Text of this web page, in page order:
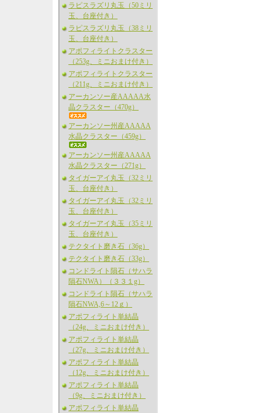
ラピスラズリ丸玉（50ミリ
玉、台座付き）
ラピスラズリ丸玉（38ミリ
玉、台座付き）
アポフィライトクラスター
（253g、ミニおまけ付き）
アポフィライトクラスター
（211g、ミニおまけ付き）
アーカンソー産AAAAA水
晶クラスター（470g）
アーカンソー州産AAAAA
水晶クラスター（459g）
アーカンソー州産AAAAA
水晶クラスター（271g）
タイガーアイ丸玉（32ミリ
玉、台座付き）
タイガーアイ丸玉（32ミリ
玉、台座付き）
タイガーアイ丸玉（35ミリ
玉、台座付き）
テクタイト磨き石（36g）
テクタイト磨き石（33g）
コンドライト隕石（サハラ
隕石NWA）（３３１g）
コンドライト隕石（サハラ
隕石NWA,6～12ｇ）
アポフィライト単結晶
（24g、ミニおまけ付き）
アポフィライト単結晶
（27g、ミニおまけ付き）
アポフィライト単結晶
（12g、ミニおまけ付き）
アポフィライト単結晶
（9g、ミニおまけ付き）
アポフィライト単結晶